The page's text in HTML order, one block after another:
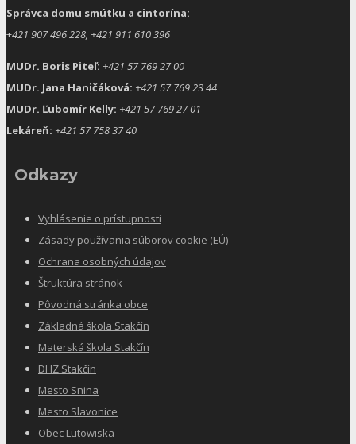
Správca domu smútku a cintorína:
+421 907 496 228, +421 911 610 396
MUDr. Boris Piteľ: +421 57 769 27 00
MUDr. Jana Haničáková: +421 57 769 23 44
MUDr. Ľubomír Kelly: +421 57 769 27 01
Lekáreň: +421 57 758 37 40
Odkazy
Vyhlásenie o prístupnosti
Zásady používania súborov cookie (EÚ)
Ochrana osobných údajov
Štruktúra stránok
Pôvodná stránka obce
Základná škola Stakčín
Materská škola Stakčín
DHZ Stakčín
Mesto Snina
Mesto Slavonice
Obec Lutowiska